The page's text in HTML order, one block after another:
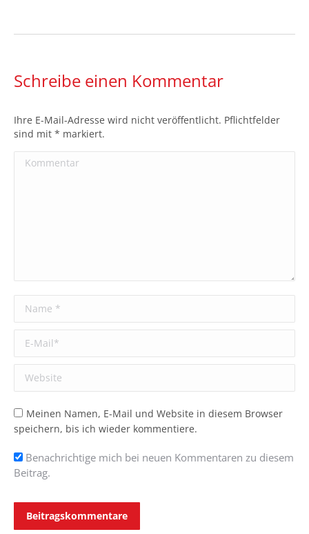
Schreibe einen Kommentar
Ihre E-Mail-Adresse wird nicht veröffentlicht. Pflichtfelder
sind mit * markiert.
Kommentar
Name *
E-Mail *
Website
Meinen Namen, E-Mail und Website in diesem Browser
speichern, bis ich wieder kommentiere.
Benachrichtige mich bei neuen Kommentaren zu diesem
Beitrag.
Beitragskommentare